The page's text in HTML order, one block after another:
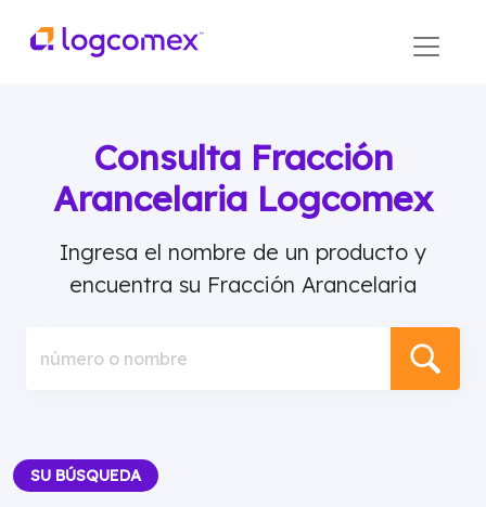
Consulta Fracción
Arancelaria Logcomex
Ingresa el nombre de un producto y
encuentra su Fracción Arancelaria
número o nombre
SU BÚSQUEDA